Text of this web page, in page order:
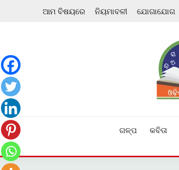
ଆମ ବିଷୟରେ ନିୟମାବଳୀ ଯୋଗାଯୋଗ
ଗଳ୍ପ କବିତା